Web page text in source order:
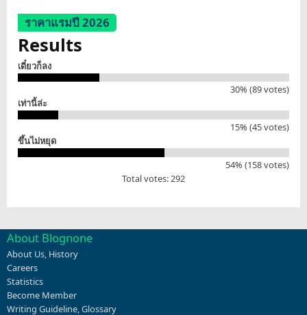
ราคาแรมปี 2026
Results
เดี๋ยวก็ลง
30% (89 votes)
เท่านี้ล่ะ
15% (45 votes)
ขึ้นไม่หยุด
54% (158 votes)
Total votes: 292
About Blognone
About Us, History
Careers
Statistics
Become Member
Writing Guideline,Glossary